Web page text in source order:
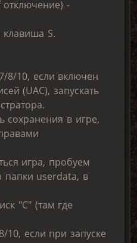
-
S.
8/10, если включен
(UAC), запускать
сохранения в игре,
игра, пробуем
папки userdata, в
"С" (там где
10, если при запуске